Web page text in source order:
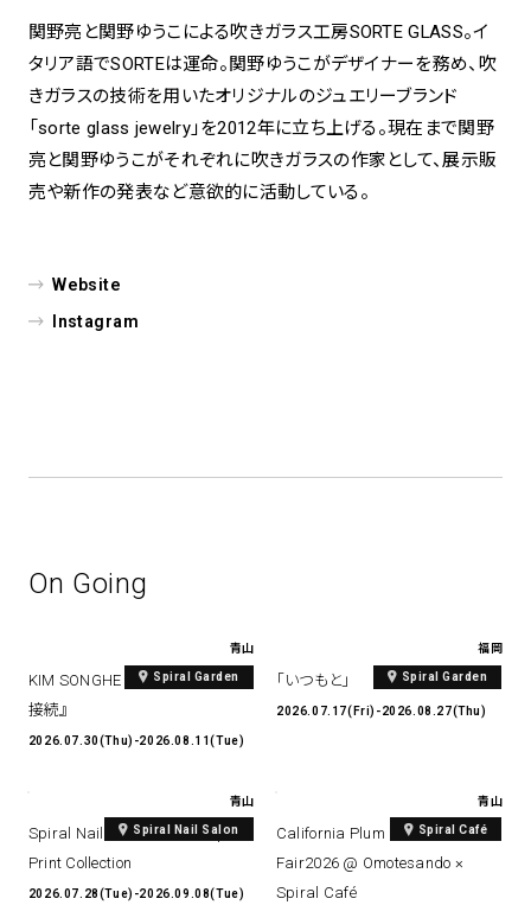
関野亮と関野ゆうこによる吹きガラス工房SORTE GLASS。イ
タリア語でSORTEは運命。関野ゆうこがデザイナーを務め、吹
きガラスの技術を用いたオリジナルのジュエリーブランド
「sorte glass jewelry」を2012年に立ち上げる。現在まで関野
亮と関野ゆうこがそれぞれに吹きガラスの作家として、展示販
売や新作の発表など意欲的に活動している。
Website
Instagram
On Going
青山
Spiral Garden
KIM SONGHE EXHIBITION 『愛と
接続』
2026.07.30(Thu)-2026.08.11(Tue)
福岡
Spiral Garden
「いつもと」
2026.07.17(Fri)-2026.08.27(Thu)
青山
Spiral Nail Salon
Spiral Nail Salon Art #14 Spiral
Print Collection
2026.07.28(Tue)-2026.09.08(Tue)
青山
Spiral Café
California Plum & Nectarine
Fair2026 @ Omotesando ×
Spiral Café